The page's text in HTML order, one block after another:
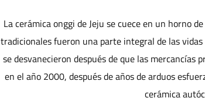
La cerámica onggi de Jeju se cuece en un horno
tradicionales fueron una parte integral de las
se desvanecieron después de que las mercancías
en el año 2000, después de años de arduos
cerámica